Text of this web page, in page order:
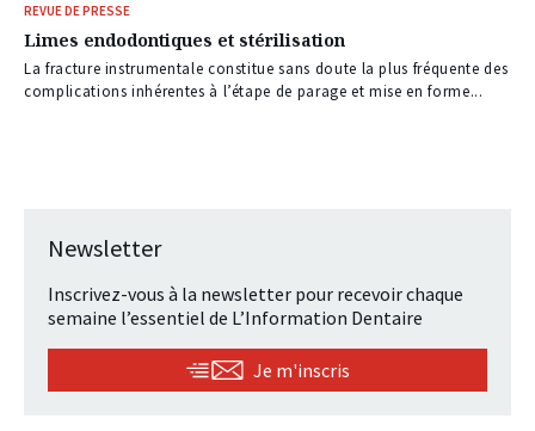
REVUE DE PRESSE
Limes endodontiques et stérilisation
La fracture instrumentale constitue sans doute la plus fréquente des
complications inhérentes à l’étape de parage et mise en forme...
Newsletter
Inscrivez-vous à la newsletter pour recevoir chaque
semaine l’essentiel de L’Information Dentaire
Je m'inscris